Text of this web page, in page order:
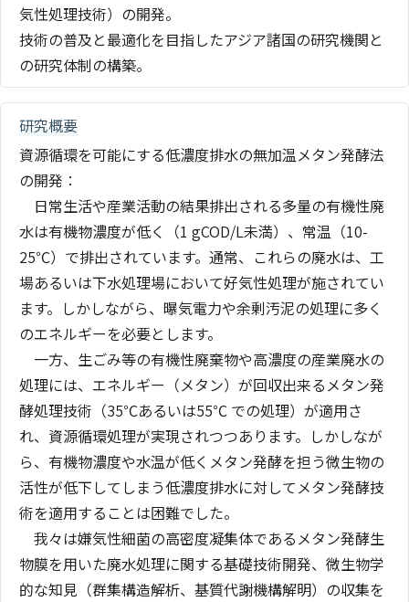
気性処理技術）の開発。
技術の普及と最適化を目指したアジア諸国の研究機関と
の研究体制の構築。
研究概要
資源循環を可能にする低濃度排水の無加温メタン発酵法
の開発：
日常生活や産業活動の結果排出される多量の有機性廃
水は有機物濃度が低く（1 gCOD/L未満）、常温（10-
25℃）で排出されています。通常、これらの廃水は、工
場あるいは下水処理場において好気性処理が施されてい
ます。しかしながら、曝気電力や余剰汚泥の処理に多く
のエネルギーを必要とします。
一方、生ごみ等の有機性廃棄物や高濃度の産業廃水の
処理には、エネルギー（メタン）が回収出来るメタン発
酵処理技術（35℃あるいは55℃ での処理）が適用さ
れ、資源循環処理が実現されつつあります。しかしなが
ら、有機物濃度や水温が低くメタン発酵を担う微生物の
活性が低下してしまう低濃度排水に対してメタン発酵技
術を適用することは困難でした。
我々は嫌気性細菌の高密度凝集体であるメタン発酵生
物膜を用いた廃水処理に関する基礎技術開発、微生物学
的な知見（群集構造解析、基質代謝機構解明）の収集を